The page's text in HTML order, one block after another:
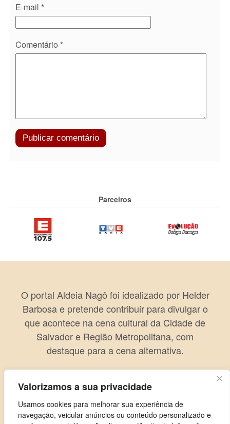
Valorizamos a sua privacidade
Usamos cookies para melhorar sua experiência de
navegação, veicular anúncios ou conteúdo personalizado e
E-mail *
Comentário *
Parceiros
O portal Aldeia Nagô foi idealizado por Helder
Barbosa e pretende contribuir para divulgar o
que acontece na cena cultural da Cidade de
Salvador e Região Metropolitana, com
destaque para a cena alternativa.